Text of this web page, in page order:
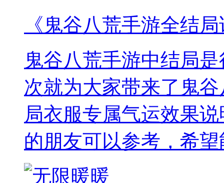
《鬼谷八荒手游全结
鬼谷八荒手游中结局
次就为大家带来了鬼
局衣服专属气运效果
的朋友可以参考，希